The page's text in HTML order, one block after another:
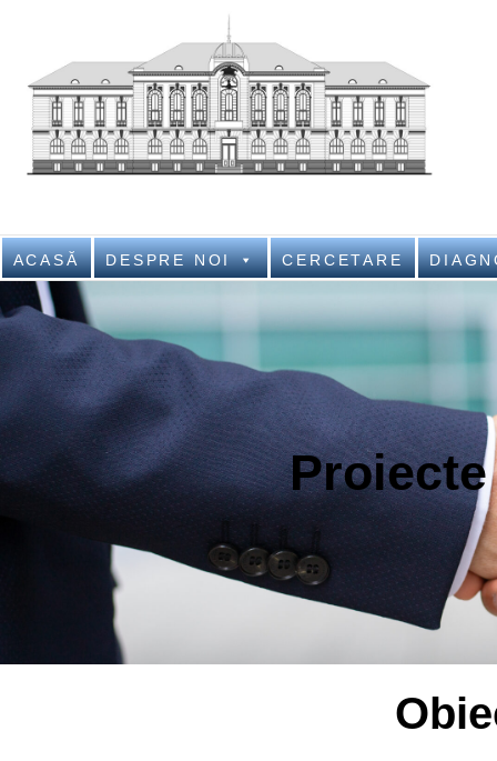
ACASĂ DESPRE NOI CERCETARE